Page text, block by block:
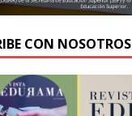
CON NOSOTROS